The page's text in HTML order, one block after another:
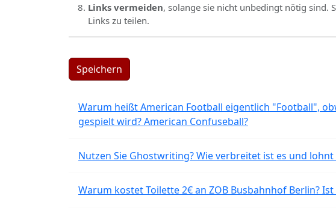
Links vermeiden, solange sie nicht unbedingt nötig sind.
Links zu teilen.
Speichern
Warum heißt American Football eigentlich "Football",
gespielt wird? American Confuseball?
Nutzen Sie Ghostwriting? Wie verbreitet ist es und lohnt
Warum kostet Toilette 2€ an ZOB Busbahnhof Berlin?